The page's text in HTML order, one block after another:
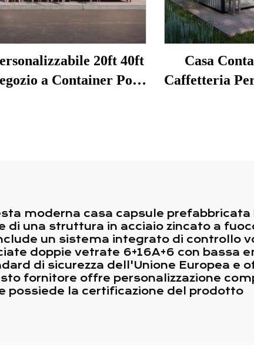
20ft 40ft
a Container Pop-
Casa
Caffetteria
moderna casa capsule
una struttura in acciaio zincato a
un sistema integrato di controllo
doppie vetrate 6+16A+6 con bassa
di sicurezza dell'Unione Europea e
fornitore offre personalizzazione
possiede la certificazione del prodotto